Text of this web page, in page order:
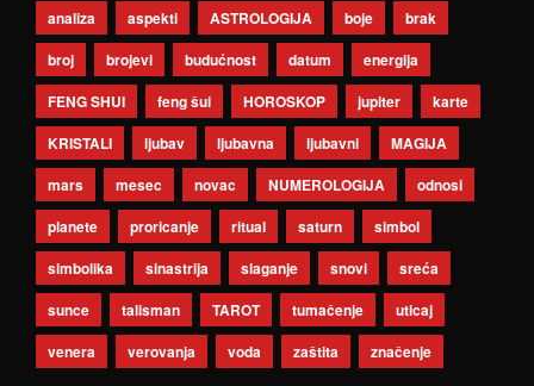
analiza aspekti ASTROLOGIJA boje
brak
broj
brojevi budućnost datum
energija
FENG SHUI
feng šui HOROSKOP jupiter
karte
KRISTALI
ljubav ljubavna ljubavni
MAGIJA
mars
mesec novac NUMEROLOGIJA
odnosi
planete
proricanje ritual saturn
simbol
simbolika
sinastrija slaganje snovi
sreća
sunce
talisman TAROT tumačenje
uticaj
venera
verovanja voda zaštita značenje